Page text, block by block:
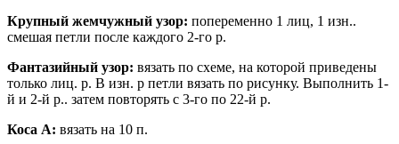
Крупный жемчужный узор: попеременно 1 лиц, 1 изн..
смешая петли после каждого 2-го р.
Фантазийный узор: вязать по схеме, на которой приведены
только лиц. р. В изн. р петли вязать по рисунку. Выполнить 1-
й и 2-й р.. затем повторять с 3-го по 22-й р.
Коса А: вязать на 10 п.